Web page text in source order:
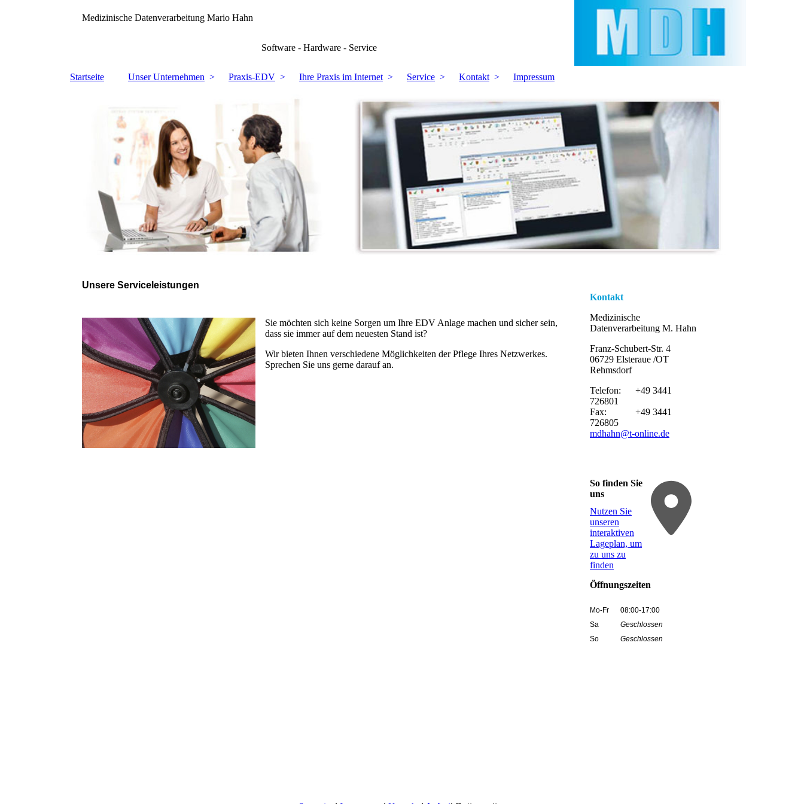
Medizinische Datenverarbeitung Mario Hahn
Software - Hardware - Service
Startseite Unser Unternehmen Praxis-EDV Ihre Praxis im Internet Service Kontakt Impressum
Unsere Serviceleistungen
Sie möchten sich keine Sorgen um Ihre EDV Anlage machen und sicher sein,
dass sie immer auf dem neuesten Stand ist?
Wir bieten Ihnen verschiedene Möglichkeiten der Pflege Ihres Netzwerkes.
Sprechen Sie uns gerne darauf an.
Kontakt
Medizinische
Datenverarbeitung M. Hahn
Franz-Schubert-Str. 4
06729 Elsteraue /OT
Rehmsdorf
Telefon: +49 3441
726801
Fax: +49 3441
726805
mdhahn@t-online.de
So finden Sie
uns
Nutzen Sie
unseren
interaktiven
La­ge­plan, um
zu uns zu
finden
Öffnungszeiten
Mo-Fr
08:00-17:00
Sa
Geschlossen
So
Geschlossen